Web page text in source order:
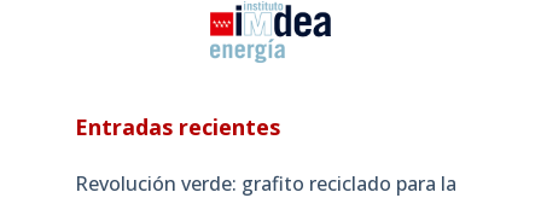
Entradas recientes
Revolución verde: grafito reciclado para la